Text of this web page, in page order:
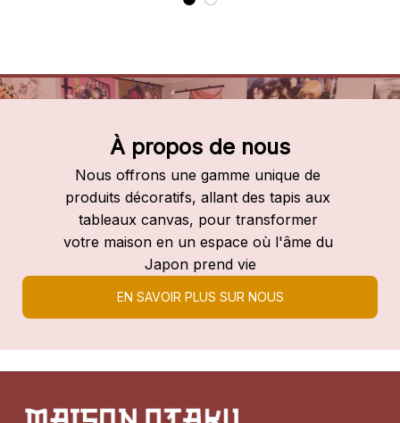
À propos de nous
Nous offrons une gamme unique de
produits décoratifs, allant des tapis aux
tableaux canvas, pour transformer
votre maison en un espace où l'âme du
Japon prend vie
EN SAVOIR PLUS SUR NOUS